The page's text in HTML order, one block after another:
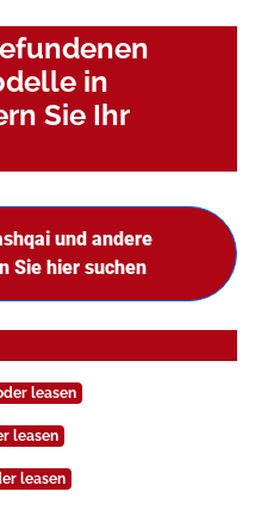
in
Sie Ihr
und andere
Sie hier suchen
leasen
leasen
leasen